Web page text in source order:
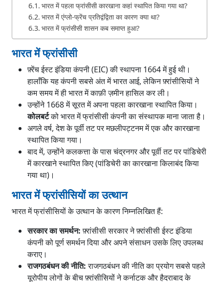
भारत में पहला फ्रांसीसी कारखाना कहां स्थापित किया गया था?
भारत में एंग्लो-फ्रेंच प्रतिद्वंद्विता का कारण क्या था?
भारत में फ्रांसीसी शासन कब समाप्त हुआ?
भारत में फ्रांसीसी
फ़्रेंच ईस्ट इंडिया कंपनी (EIC) की स्थापना 1664 में हुई थी।
हालाँकि यह कंपनी सबसे अंत में भारत आई, लेकिन फ़्रांसीसियों ने
कम समय में ही भारत में काफ़ी ज़मीन हासिल कर ली।
उन्होंने 1668 में सूरत में अपना पहला कारखाना स्थापित किया।
कोलबर्टको भारत में फ्रांसीसी कंपनी का संस्थापक माना जाता है।
अगले वर्ष, देश के पूर्वी तट पर मछलीपट्टनम में एक और कारखाना
स्थापित किया गया।
बाद में, उन्होंने कलकत्ता के पास चंद्रनगर और पूर्वी तट पर पांडिचेरी
में कारखाने स्थापित किए (पांडिचेरी का कारखाना किलाबंद किया
गया था)।
भारत में फ्रांसीसियों का उत्थान
भारत में फ्रांसीसियों के उत्थान के कारण निम्नलिखित हैं:
सरकार का समर्थन:फ़्रांसीसी सरकार ने फ़्रांसीसी ईस्ट इंडिया
कंपनी को पूर्ण समर्थन दिया और अपने संसाधन उसके लिए उपलब्ध
कराए।
राजगठबंधन की नीति:राजगठबंधन की नीति का प्रयोग सबसे पहले
यूरोपीय लोगों के बीच फ़्रांसीसियों ने कर्नाटक और हैदराबाद के